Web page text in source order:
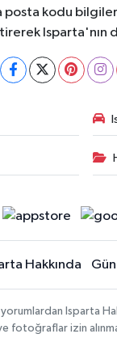
kodu
Isparta'nın
Hakkında
yorumlardan
fotoğraflar izin